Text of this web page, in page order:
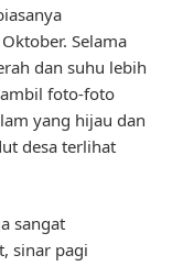
Selama
dan suhu lebih
foto-foto
yang hijau dan
desa terlihat
sangat
sinar pagi